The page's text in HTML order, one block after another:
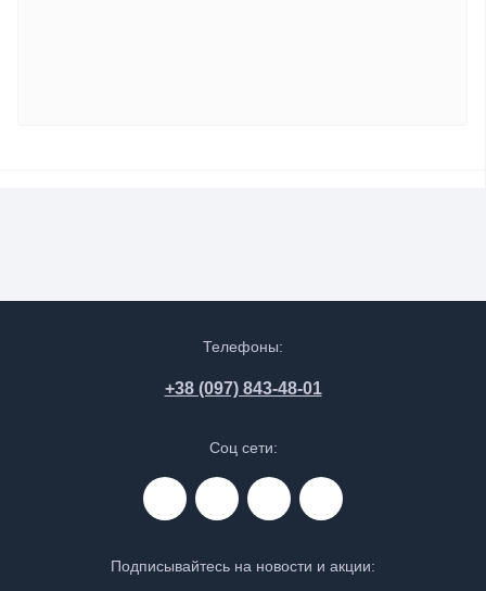
Телефоны:
+38 (097) 843-48-01
Соц сети:
Подписывайтесь на новости и акции: